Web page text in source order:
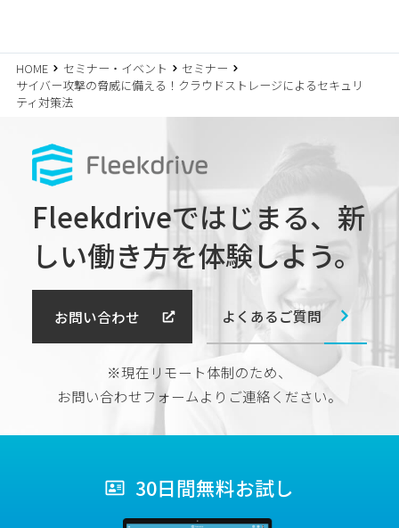
HOME セミナー・イベント
セミナー
サイバー攻撃の脅威に備える！クラウドストレージによるセキュリ
ティ対策法
Fleekdriveではじまる、 新
しい働き方を体験しよう。
お問い合わせ よくあるご質問
※現在リモート体制のため、
お問い合わせフォームよりご連絡ください。
30日間無料お試し